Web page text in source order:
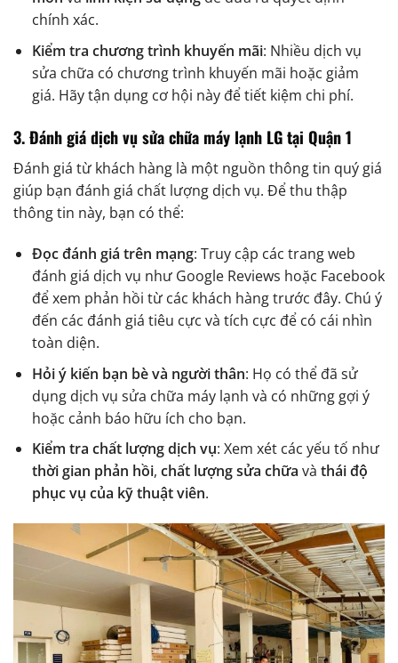
chính xác.
Kiểm tra chương trình khuyến mãi: Nhiều dịch vụ
sửa chữa có chương trình khuyến mãi hoặc giảm
giá. Hãy tận dụng cơ hội này để tiết kiệm chi phí.
3.Đánh giá dịch vụ sửa chữa máy lạnh LG tại Quận 1
Đánh giá từ khách hàng là một nguồn thông tin quý giá
giúp bạn đánh giá chất lượng dịch vụ. Để thu thập
thông tin này, bạn có thể:
Đọc đánh giá trên mạng: Truy cập các trang web
đánh giá dịch vụ như Google Reviews hoặc Facebook
để xem phản hồi từ các khách hàng trước đây. Chú ý
đến các đánh giá tiêu cực và tích cực để có cái nhìn
toàn diện.
Hỏi ý kiến bạn bè và người thân: Họ có thể đã sử
dụng dịch vụ sửa chữa máy lạnh và có những gợi ý
hoặc cảnh báo hữu ích cho bạn.
Kiểm tra chất lượng dịch vụ: Xem xét các yếu tố như
thời gian phản hồi, chất lượng sửa chữa và thái độ
phục vụ của kỹ thuật viên.